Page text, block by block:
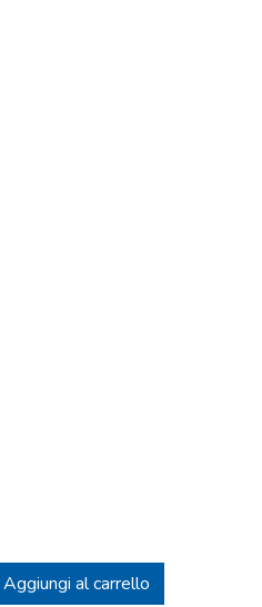
Aggiungi al carrello